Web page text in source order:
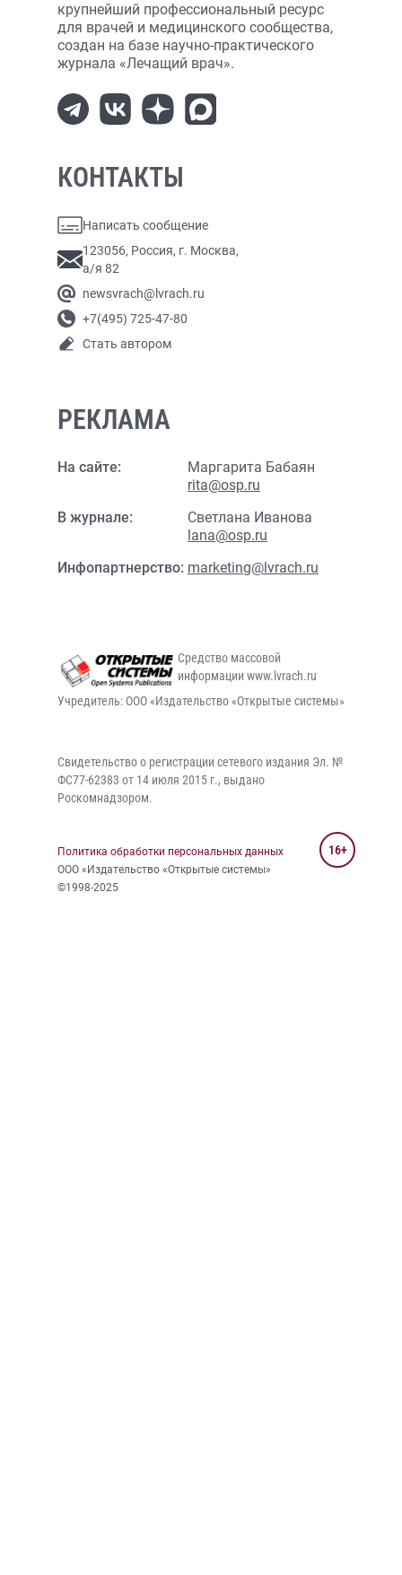
крупнейший профессиональный ресурс
для врачей и медицинского сообщества,
создан на базе научно-практического
журнала «Лечащий врач».
КОНТАКТЫ
Написать сообщение
123056, Россия, г. Москва,
а/я 82
newsvrach@lvrach.ru
+7(495) 725-47-80
Стать автором
РЕКЛАМА
На сайте:
Маргарита Бабаян
rita@osp.ru
В журнале:
Светлана Иванова
lana@osp.ru
Инфопартнерство: marketing@lvrach.ru
Средство массовой
информации www.lvrach.ru
Учредитель: ООО «Издательство «Открытые системы»
Свидетельство о регистрации сетевого издания Эл. №
ФС77-62383 от 14 июля 2015 г., выдано
Роскомнадзором.
Политика обработки персональных данных
ООО «Издательство «Открытые системы»
©1998-2025
16+